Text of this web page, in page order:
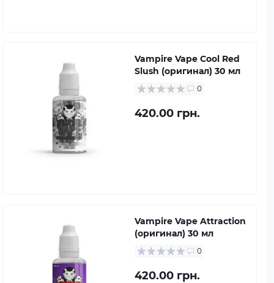
Vampire Vape Cool Red
Slush (оригинал) 30 мл
0
420.00 грн.
Vampire Vape Attraction
(оригинал) 30 мл
0
420.00 грн.